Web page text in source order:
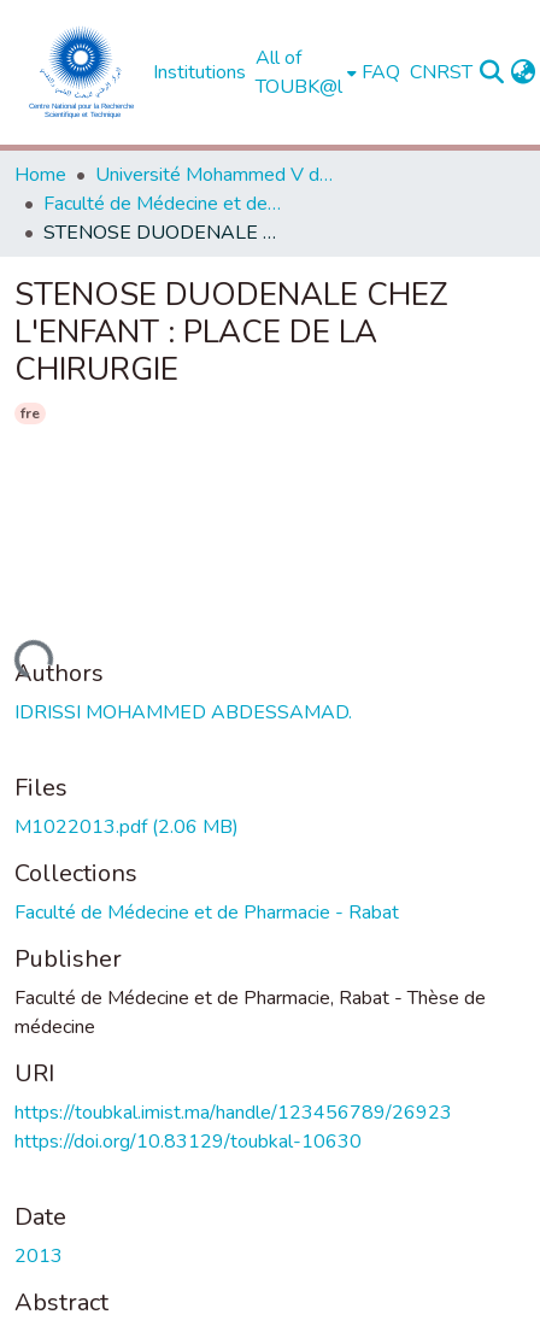
Institutions
All of
TOUBK@l
FAQ CNRST
Home
Université Mohammed V de Rabat
Faculté de Médecine et de Pharmacie - Rabat
STENOSE DUODENALE CHEZ L'ENFANT : PLACE DE LA CHIRURGIE
STENOSE DUODENALE CHEZ
L'ENFANT : PLACE DE LA
CHIRURGIE
fre
Authors
IDRISSI MOHAMMED ABDESSAMAD.
Files
M1022013.pdf(2.06 MB)
Collections
Faculté de Médecine et de Pharmacie - Rabat
Publisher
Faculté de Médecine et de Pharmacie, Rabat - Thèse de
médecine
URI
https://toubkal.imist.ma/handle/123456789/26923
https://doi.org/10.83129/toubkal-10630
Date
2013
Abstract